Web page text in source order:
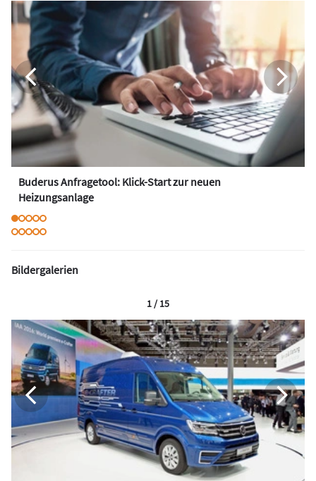
Buderus Anfragetool: Klick-Start zur neuen
Heizungsanlage
Bildergalerien
1 / 15